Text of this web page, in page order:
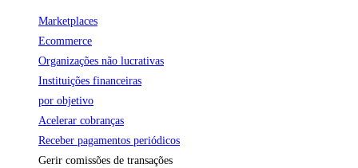
Marketplaces
Ecommerce
Organizações não lucrativas
Instituições financeiras
por objetivo
Acelerar cobranças
Receber pagamentos periódicos
Gerir comissões de transações